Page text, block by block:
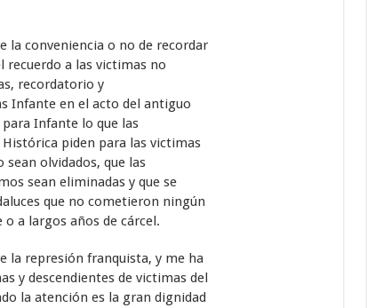
la conveniencia o no de recordar
recuerdo a las victimas no
recordatorio y
Infante en el acto del antiguo
para Infante lo que las
piden para las victimas
olvidados, que las
sean eliminadas y que se
que no cometieron ningún
a largos años de cárcel.
la represión franquista, y me ha
y descendientes de victimas del
la atención es la gran dignidad